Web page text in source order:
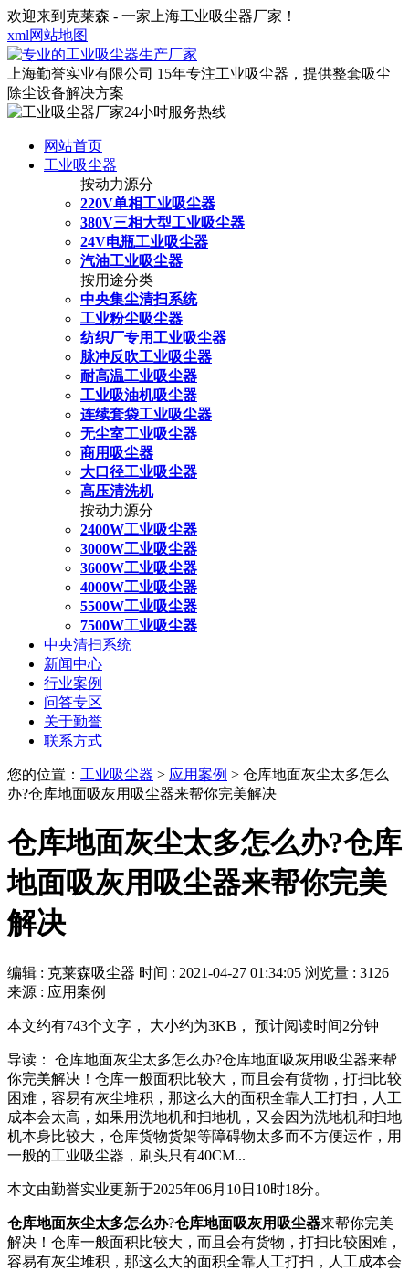
欢迎来到克莱森 - 一家上海工业吸尘器厂家！
xml网站地图
上海勤誉实业有限公司 15年专注工业吸尘器，提供整套吸尘
除尘设备解决方案
网站首页
工业吸尘器
按动力源分
220V单相工业吸尘器
380V三相大型工业吸尘器
24V电瓶工业吸尘器
汽油工业吸尘器
按用途分类
中央集尘清扫系统
工业粉尘吸尘器
纺织厂专用工业吸尘器
脉冲反吹工业吸尘器
耐高温工业吸尘器
工业吸油机吸尘器
连续套袋工业吸尘器
无尘室工业吸尘器
商用吸尘器
大口径工业吸尘器
高压清洗机
按动力源分
2400W工业吸尘器
3000W工业吸尘器
3600W工业吸尘器
4000W工业吸尘器
5500W工业吸尘器
7500W工业吸尘器
中央清扫系统
新闻中心
行业案例
问答专区
关于勤誉
联系方式
您的位置： 工业吸尘器 > 应用案例 > 仓库地面灰尘太多怎么
办?仓库地面吸灰用吸尘器来帮你完美解决
仓库地面灰尘太多怎么办?仓库
地面吸灰用吸尘器来帮你完美
解决
编辑 : 克莱森吸尘器 时间 : 2021-04-27 01:34:05 浏览量 : 3126
来源 : 应用案例
本文约有743个文字， 大小约为3KB， 预计阅读时间2分钟
导读： 仓库地面灰尘太多怎么办?仓库地面吸灰用吸尘器来帮
你完美解决！仓库一般面积比较大，而且会有货物，打扫比较
困难，容易有灰尘堆积，那这么大的面积全靠人工打扫，人工
成本会太高，如果用洗地机和扫地机，又会因为洗地机和扫地
机本身比较大，仓库货物货架等障碍物太多而不方便运作，用
一般的工业吸尘器，刷头只有40CM...
本文由勤誉实业更新于2025年06月10日10时18分。
仓库地面灰尘太多怎么办?仓库地面吸灰用吸尘器来帮你完美
解决！仓库一般面积比较大，而且会有货物，打扫比较困难，
容易有灰尘堆积，那这么大的面积全靠人工打扫，人工成本会